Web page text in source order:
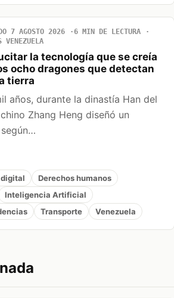
7 AGOSTO 2026
6 MIN DE LECTURA
VENEZUELA
la tecnología que se creía
ocho dragones que detectan
tierra
años, durante la dinastía Han del
Zhang Heng diseñó un
Derechos humanos
Inteligencia Artificial
Transporte Venezuela